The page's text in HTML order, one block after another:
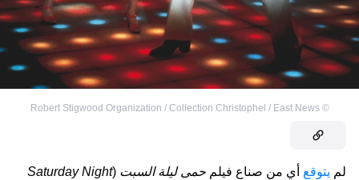
©
Robert Stigwood Organization / Collection Christophel / East News
لم يتوقع أي من صناع فيلم حمى ليلة السبت (
Saturday Night